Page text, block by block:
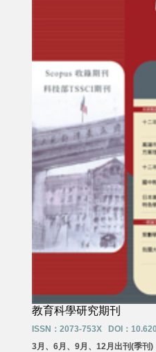
教育科學研究期刊
ISSN：2073-753X DOI：
3月、6月、9月、12月出刊(季刊)